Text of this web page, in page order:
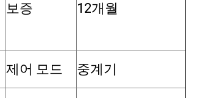
보증 12개월
제어 모드 중계기